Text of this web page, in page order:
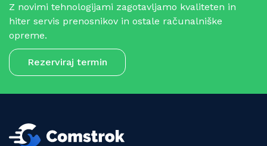
Z novimi tehnologijami zagotavljamo kvaliteten in
hiter servis prenosnikov in ostale računalniške
opreme.
Rezerviraj termin